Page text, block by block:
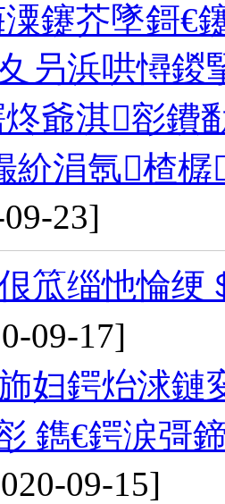
鑳芥墜鎶€
叧浜哄憳鍐
炵爺淇彮鐨
紒涓氬楂
23]
笟缁忚惀绠
09-17]
妇鍔炲浗鏈
鐫€鍔涙彁
09-15]